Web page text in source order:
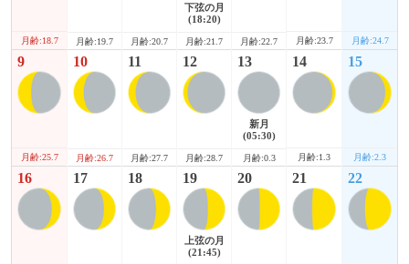
月齢:18.7 月齢:19.7 月齢:20.7
下弦の月
(18:20)
月齢:21.7 月齢:22.7 月齢:23.7 月齢:24.7
9
月齢:25.7
10
月齢:26.7
11
月齢:27.7
12
月齢:28.7
13
新月
(05:30)
月齢:0.3
14
月齢:1.3
15
月齢:2.3
16 17 18 19
上弦の月
(21:45)
20 21 22